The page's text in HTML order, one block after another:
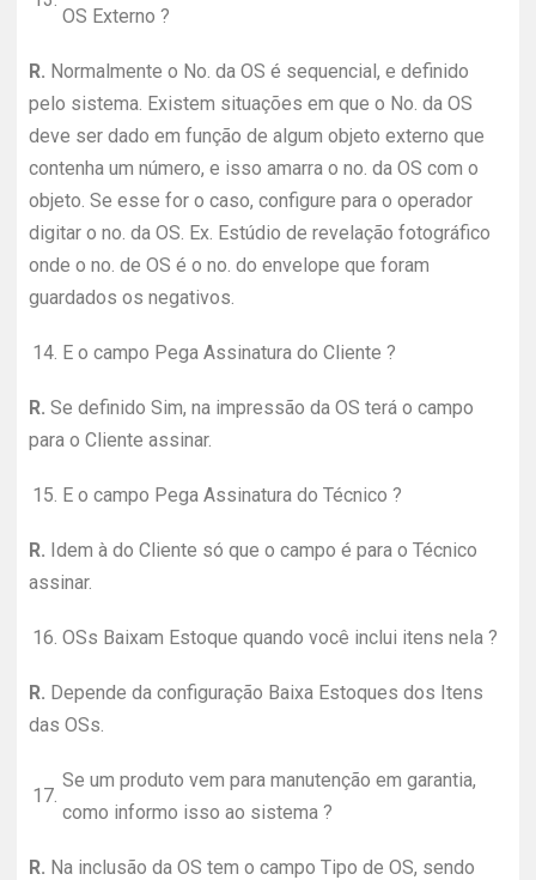
OS Externo ?
R. Normalmente o No. da OS é sequencial, e definido
pelo sistema. Existem situações em que o No. da OS
deve ser dado em função de algum objeto externo que
contenha um número, e isso amarra o no. da OS com o
objeto. Se esse for o caso, configure para o operador
digitar o no. da OS. Ex. Estúdio de revelação fotográfico
onde o no. de OS é o no. do envelope que foram
guardados os negativos.
14. E o campo Pega Assinatura do Cliente ?
R. Se definido Sim, na impressão da OS terá o campo
para o Cliente assinar.
15. E o campo Pega Assinatura do Técnico ?
R. Idem à do Cliente só que o campo é para o Técnico
assinar.
16. OSs Baixam Estoque quando você inclui itens nela ?
R. Depende da configuração Baixa Estoques dos Itens
das OSs.
17.
Se um produto vem para manutenção em garantia,
como informo isso ao sistema ?
R. Na inclusão da OS tem o campo Tipo de OS, sendo